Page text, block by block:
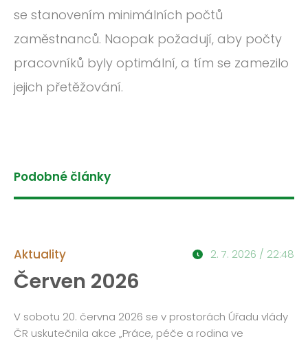
se stanovením minimálních počtů
zaměstnanců. Naopak požadují, aby počty
pracovníků byly optimální, a tím se zamezilo
jejich přetěžování.
Podobné články
Aktuality 2. 7. 2026 / 22:48
Červen 2026
V sobotu 20. června 2026 se v prostorách Úřadu vlády
ČR uskutečnila akce „Práce, péče a rodina ve